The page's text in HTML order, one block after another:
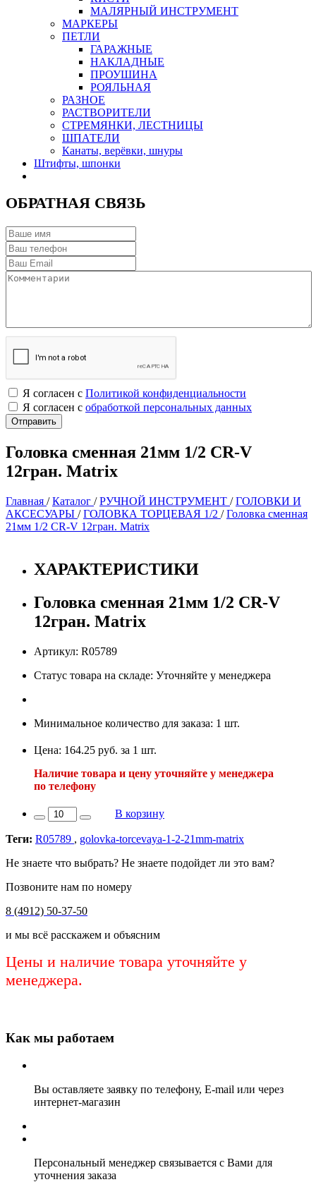
МАЛЯРНЫЙ ИНСТРУМЕНТ
МАРКЕРЫ
ПЕТЛИ
ГАРАЖНЫЕ
НАКЛАДНЫЕ
ПРОУШИНА
РОЯЛЬНАЯ
РАЗНОЕ
РАСТВОРИТЕЛИ
СТРЕМЯНКИ, ЛЕСТНИЦЫ
ШПАТЕЛИ
Канаты, верёвки, шнуры
Штифты, шпонки
ОБРАТНАЯ СВЯЗЬ
Я согласен с Политикой конфиденциальности
Я согласен с обработкой персональных данных
Головка сменная 21мм 1/2 CR-V
12гран. Matrix
Главная /Каталог /РУЧНОЙ ИНСТРУМЕНТ /ГОЛОВКИ И
АКСЕСУАРЫ /ГОЛОВКА ТОРЦЕВАЯ 1/2 /Головка сменная
21мм 1/2 CR-V 12гран. Matrix
ХАРАКТЕРИСТИКИ
Головка сменная 21мм 1/2 CR-V
12гран. Matrix
Артикул: R05789
Статус товара на складе: Уточняйте у менеджера
Минимальное количество для заказа: 1 шт.
Цена: 164.25 руб. за 1 шт.
Наличие товара и цену уточняйте у менеджера
по телефону
В корзину
Теги: R05789 , golovka-torcevaya-1-2-21mm-matrix
Не знаете что выбрать? Не знаете подойдет ли это вам?
Позвоните нам по номеру
8 (4912) 50-37-50
и мы всё расскажем и объясним
Цены и наличие товара уточняйте у
менеджера.
Как мы работаем
Вы оставляете заявку по телефону, E-mail или через
интернет-магазин
Персональный менеджер связывается с Вами для
уточнения заказа